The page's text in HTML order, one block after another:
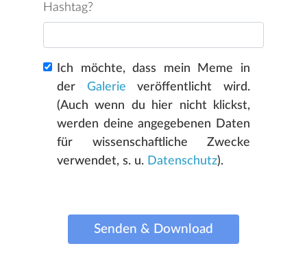
Hashtag?
Ich möchte, dass mein Meme in
der Galerie veröffentlicht wird.
(Auch wenn du hier nicht klickst,
werden deine angegebenen Daten
für wissenschaftliche Zwecke
verwendet, s. u. Datenschutz).
Senden & Download